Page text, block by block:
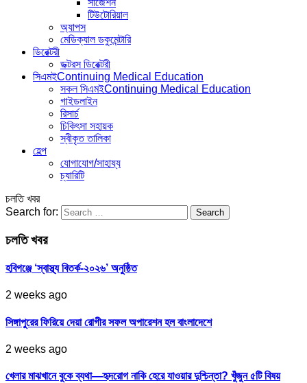
সাজেশন
টিউটোরিয়াল
অ্যাপস
মেডিক্যাল ডকুমেন্টারি
ডিরেক্টরী
ডক্টরস ডিরেক্টরী
সিএমইContinuing Medical Education
সকল সিএমইContinuing Medical Education
গাইডলাইন
রিসার্চ
চিকিৎসা সহায়ক
স্বীকৃত তালিকা
হেল্প
যোগাযোগ/সাহায্য
চ্যারিটি
চলতি খবর
Search for:
চলতি খবর
হবিগঞ্জে ‘স্বাস্থ্য বিতর্ক-২০২৬’ অনুষ্ঠিত
2 weeks ago
সিঙ্গাপুরের ফিরিয়ে দেয়া রোগীর সফল অপারেশন হল বাংলাদেশে
2 weeks ago
খেলার মাঝখানে বুকে ব্যথা—হৃদরোগ নাকি হেরে যাওয়ার দুশ্চিন্তা? খুঁজুন ৫টি বিষয়